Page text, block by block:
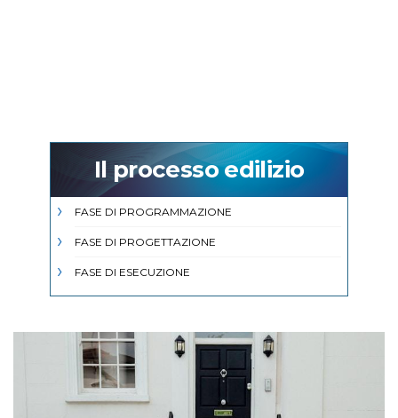
Il processo edilizio
FASE DI PROGRAMMAZIONE
FASE DI PROGETTAZIONE
FASE DI ESECUZIONE